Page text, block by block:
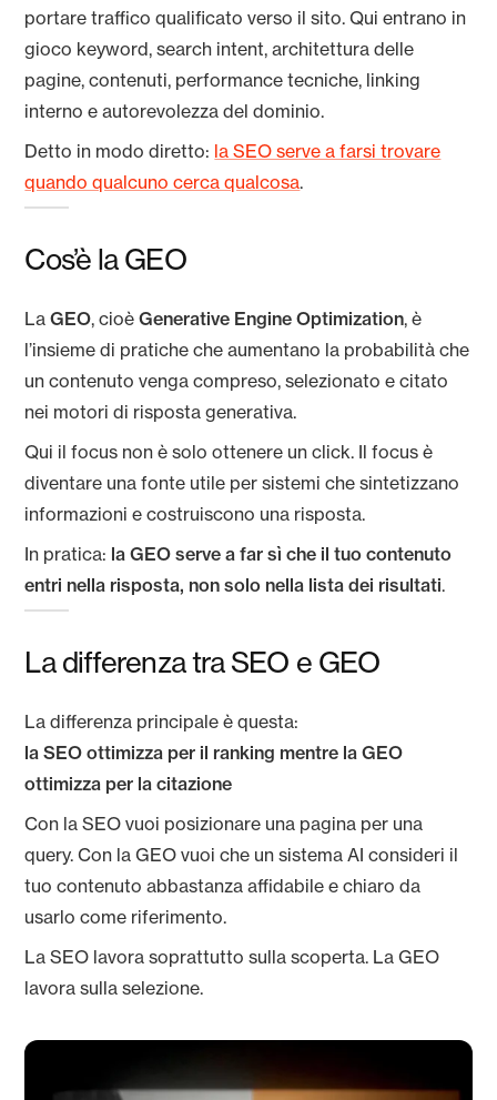
portare traffico qualificato verso il sito. Qui entrano in
gioco keyword, search intent, architettura delle
pagine, contenuti, performance tecniche, linking
interno e autorevolezza del dominio.
Detto in modo diretto: la SEO serve a farsi trovare
quando qualcuno cerca qualcosa.
Cos’è la GEO
LaGEO, cioèGenerative Engine Optimization, è
l’insieme di pratiche che aumentano la probabilità che
un contenuto venga compreso, selezionato e citato
nei motori di risposta generativa.
Qui il focus non è solo ottenere un click. Il focus è
diventare una fonte utile per sistemi che sintetizzano
informazioni e costruiscono una risposta.
In pratica: la GEO serve a far sì che il tuo contenuto
entri nella risposta, non solo nella lista dei risultati.
La differenza tra SEO e GEO
La differenza principale è questa:
la SEO ottimizza per il ranking mentre la GEO
ottimizza per la citazione
Con la SEO vuoi posizionare una pagina per una
query. Con la GEO vuoi che un sistema AI consideri il
tuo contenuto abbastanza affidabile e chiaro da
usarlo come riferimento.
La SEO lavora soprattutto sulla scoperta. La GEO
lavora sulla selezione.